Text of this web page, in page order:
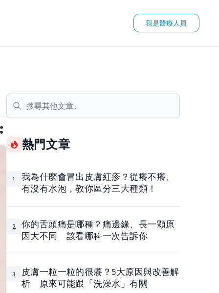
我是醫療人員
熱門文章
1
我為什麼會冒出皮膚紅疹？從癢不癢、
有沒有水泡，教你區分三大種類！
2
你的舌頭痛是哪種？痛邊緣、長一顆原
因大不同 該看哪科一次告訴你
3
皮膚一粒一粒的很癢？5大原因與改善解
析 原來可能跟「洗澡水」有關